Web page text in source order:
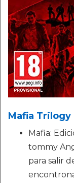
Mafia Trilogy
Mafia:
tommy
para salir